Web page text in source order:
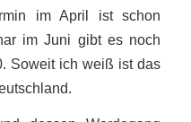
im April ist schon
im Juni gibt es noch
Soweit ich weiß ist das